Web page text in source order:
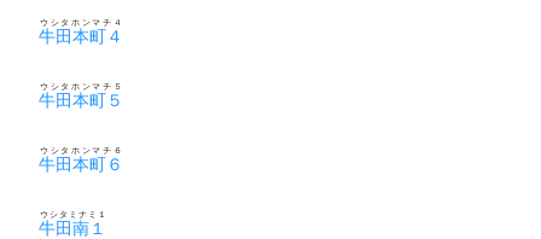
牛田本町４
ウシタホンマチ４
牛田本町５
ウシタホンマチ５
牛田本町６
ウシタホンマチ６
牛田南１
ウシタミナミ１